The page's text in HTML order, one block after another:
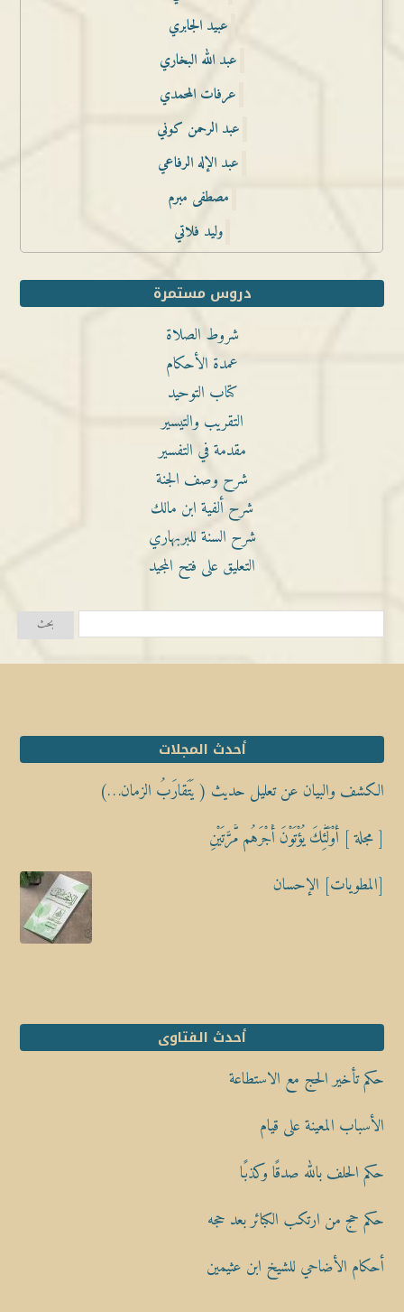
عبيد الجابري
عبد الله البخاري
عرفات المحمدي
عبد الرحمن كوني
عبد الإله الرفاعي
مصطفى مبرم
وليد فلاتي
دروس مستمرة
شروط الصلاة
عمدة الأحكام
كتاب التوحيد
التقريب والتيسير
مقدمة في التفسير
شرح وصف الجنة
شرح ألفية ابن مالك
شرح السنة للبربهاري
التعليق على فتح المجيد
أحدث المجلات
الكشف والبيان عن تعليل حديث ( يَتَقارَبُ الزمان…)
[ مجلة ] أُوْلَٰٓئِكَ يُؤْتَوْنَ أَجْرَهُم مَّرَّتَيْنِ
[المطويات] الإحسان
أحدث الفتاوى
حكم تأخير الحج مع الاستطاعة
الأسباب المعينة على قيام
حكم الحلف بالله صدقًا وكذبًا
حكم حج من ارتكب الكبائر بعد حجه
أحكام الأضاحي للشيخ ابن عثيمين